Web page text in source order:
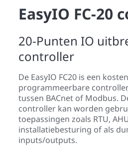
EasyIO FC-20
20-Punten IO
controller
De EasyIO FC20 is een
programmeerbare
tussen BACnet of Modbus.
controller kan worden
toepassingen zoals RTU,
installatiebesturing of als
inputs/outputs.